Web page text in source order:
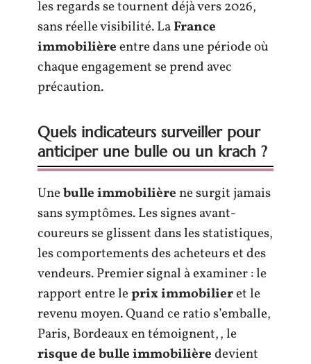
les regards se tournent déjà vers 2026,
sans réelle visibilité. LaFrance
immobilièreentre dans une période où
chaque engagement se prend avec
précaution.
Quels indicateurs surveiller pour
anticiper une bulle ou un krach ?
Unebulle immobilièrene surgit jamais
sans symptômes. Les signes avant-
coureurs se glissent dans les statistiques,
les comportements des acheteurs et des
vendeurs. Premier signal à examiner : le
rapport entre leprix immobilieret le
revenu moyen. Quand ce ratio s’emballe,
Paris, Bordeaux en témoignent,, le
risque de bulle immobilièredevient